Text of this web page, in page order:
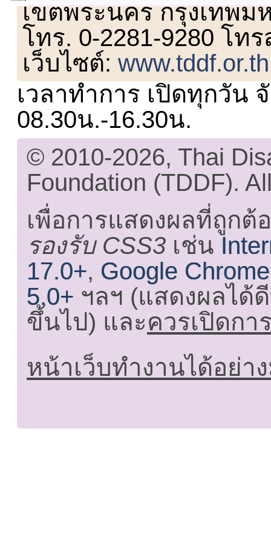
เขตพระนคร กรุงเทพม
โทร. 0-2281-9280 โท
เว็บไซต์:www.tddf.or.th
เวลาทำการ เปิดทุกวัน
08.30น.-16.30น.
© 2010-2026, Thai
Foundation (TDDF).
เพื่อการแสดงผลที่ถูกต้
รองรับ CSS3 เช่น
17.0+, Google
5.0+ ฯลฯ (แสดงผลได้
ขึ้นไป) และควรเปิดกา
หน้าเว็บทำงานได้อย่า